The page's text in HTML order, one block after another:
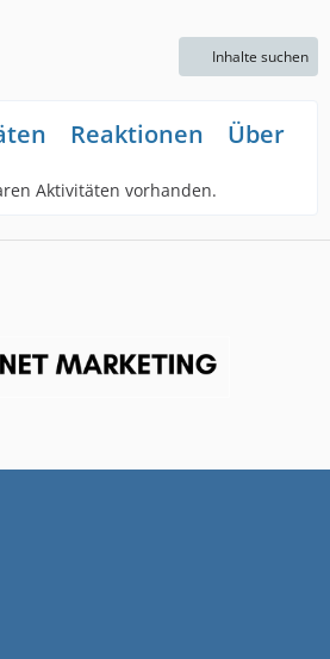
Inhalte suchen
Reaktionen Über
Aktivitäten vorhanden.